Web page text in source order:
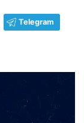
Telegram